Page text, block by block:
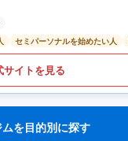
セミパーソナルを始めたい人
サイトを見る
を目的別に探す